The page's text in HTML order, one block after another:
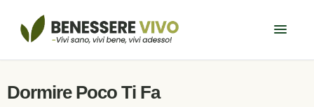
Dormire Poco Ti Fa